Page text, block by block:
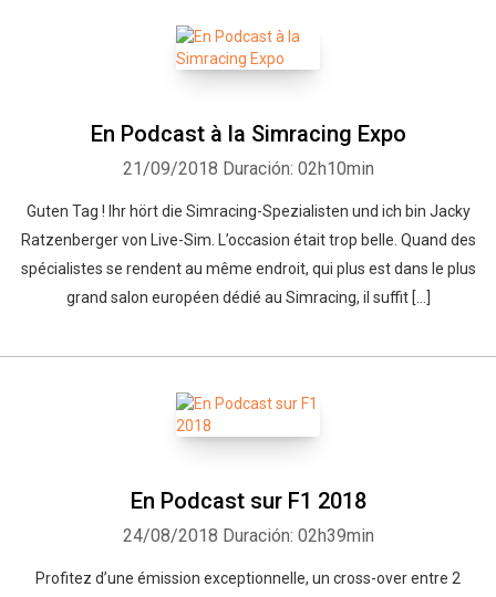
En Podcast à la Simracing Expo
21/09/2018 Duración: 02h10min
Guten Tag ! Ihr hört die Simracing-Spezialisten und ich bin Jacky
Ratzenberger von Live-Sim. L’occasion était trop belle. Quand des
spécialistes se rendent au même endroit, qui plus est dans le plus
grand salon européen dédié au Simracing, il suffit […]
En Podcast sur F1 2018
24/08/2018 Duración: 02h39min
Profitez d’une émission exceptionnelle, un cross-over entre 2